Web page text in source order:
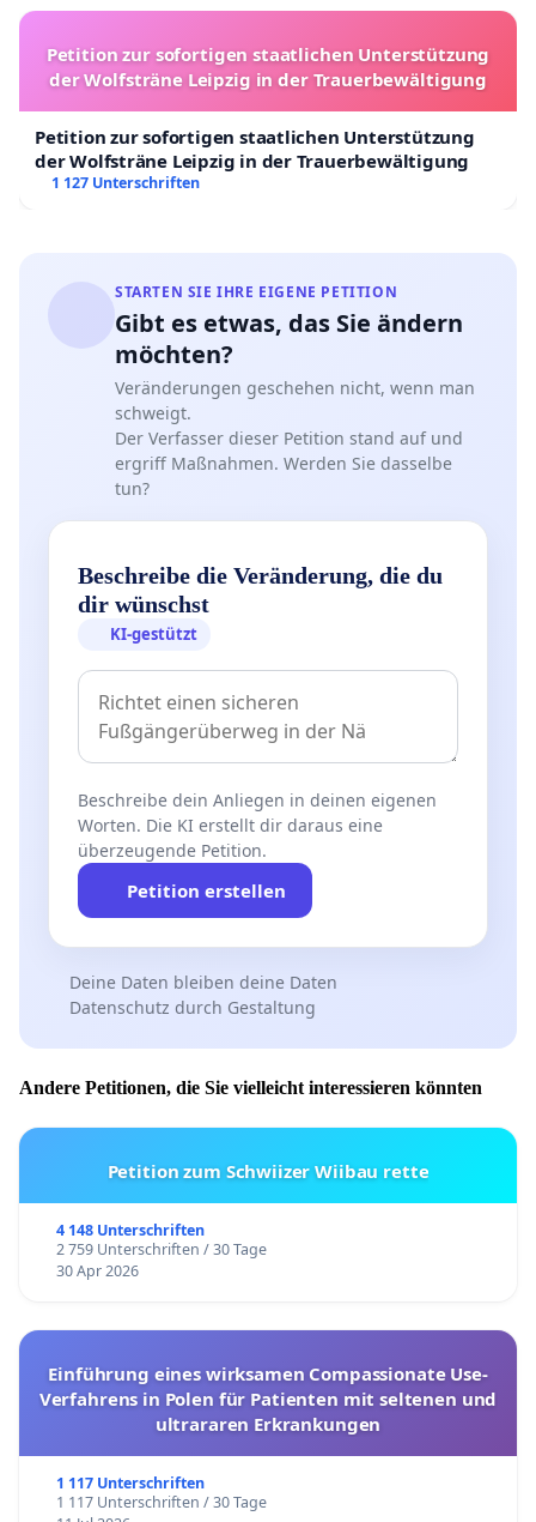
Petition zur sofortigen staatlichen Unterstützung
der Wolfsträne Leipzig in der Trauerbewältigung
Petition zur sofortigen staatlichen Unterstützung
der Wolfsträne Leipzig in der Trauerbewältigung
1 127 Unterschriften
STARTEN SIE IHRE EIGENE PETITION
Gibt es etwas, das Sie ändern
möchten?
Veränderungen geschehen nicht, wenn man
schweigt.
Der Verfasser dieser Petition stand auf und
ergriff Maßnahmen. Werden Sie dasselbe
tun?
Beschreibe die Veränderung, die du
dir wünschst
KI-gestützt
Beschreibe dein Anliegen in deinen eigenen
Worten. Die KI erstellt dir daraus eine
überzeugende Petition.
Petition erstellen
Deine Daten bleiben deine Daten
Datenschutz durch Gestaltung
Andere Petitionen, die Sie vielleicht interessieren könnten
Petition zum Schwiizer Wiibau rette
4 148 Unterschriften
2 759 Unterschriften / 30 Tage
30 Apr 2026
Einführung eines wirksamen Compassionate Use-
Verfahrens in Polen für Patienten mit seltenen und
ultrararen Erkrankungen
1 117 Unterschriften
1 117 Unterschriften / 30 Tage